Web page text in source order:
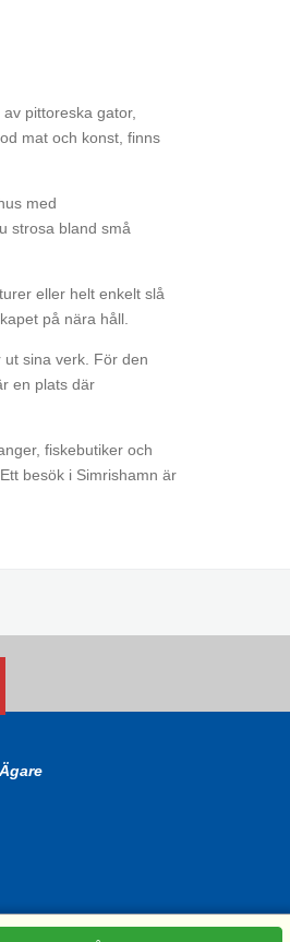
pittoreska gator,
mat och konst, finns
med
strosa bland små
eller helt enkelt slå
på nära håll.
sina verk. För den
en plats där
fiskebutiker och
besök i Simrishamn är